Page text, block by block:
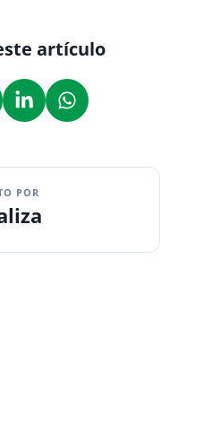
artículo
POR